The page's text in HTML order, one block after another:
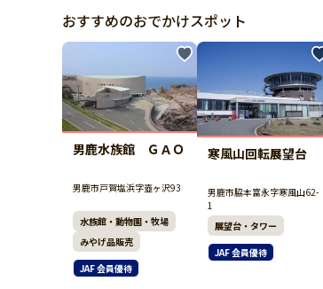
おすすめのおでかけスポット
男鹿水族館 ＧＡＯ
男鹿市戸賀塩浜字壺ヶ沢93
水族館・動物園・牧場
みやげ品販売
JAF 会員優待
寒風山回転展望台
男鹿市脇本富永字寒風山62-
1
展望台・タワー
JAF 会員優待